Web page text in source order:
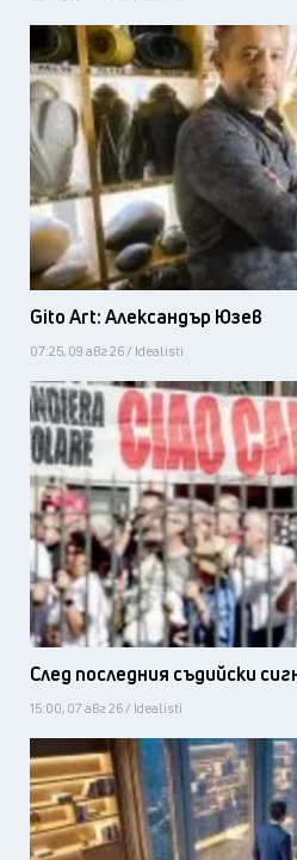
Gito Art: Александър Юзев
07:25, 09 авг 26 / Idealisti
След последния съдийски
15:00, 07 авг 26 / Idealisti